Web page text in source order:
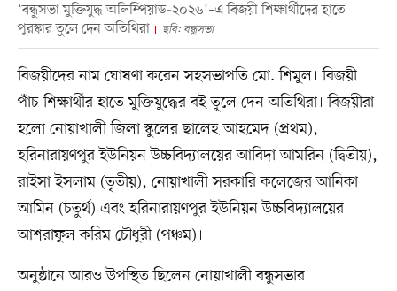
‘বন্ধুসভা মুক্তিযুদ্ধ অলিম্পিয়াড-২০২৬’–এ বিজয়ী শিক্ষার্থীদের হাতে
পুরস্কার তুলে দেন অতিথিরা
ছবি: বন্ধুসভা
বিজয়ীদের নাম ঘোষণা করেন সহসভাপতি মো. শিমুল। বিজয়ী
পাঁচ শিক্ষার্থীর হাতে মুক্তিযুদ্ধের বই তুলে দেন অতিথিরা। বিজয়ীরা
হলো নোয়াখালী জিলা স্কুলের ছালেহ আহমেদ (প্রথম),
হরিনারায়ণপুর ইউনিয়ন উচ্চবিদ্যালয়ের আবিদা আমরিন (দ্বিতীয়),
রাইসা ইসলাম (তৃতীয়), নোয়াখালী সরকারি কলেজের আনিকা
আমিন (চতুর্থ) এবং হরিনারায়ণপুর ইউনিয়ন উচ্চবিদ্যালয়ের
আশরাফুল করিম চৌধুরী (পঞ্চম)।
অনুষ্ঠানে আরও উপস্থিত ছিলেন নোয়াখালী বন্ধুসভার